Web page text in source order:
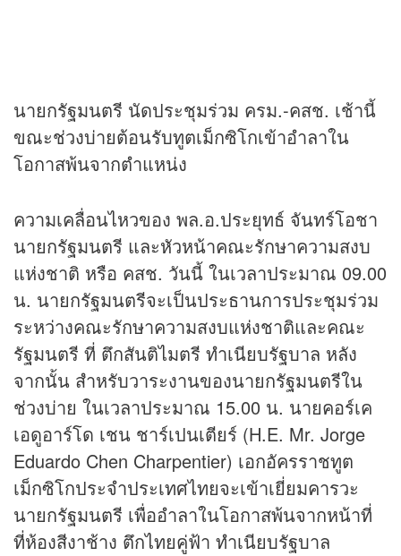
นายกรัฐมนตรี นัดประชุมร่วม ครม.-คสช. เช้านี้
ขณะช่วงบ่ายต้อนรับทูตเม็กซิโกเข้าอำลาใน
โอกาสพ้นจากตำแหน่ง
ความเคลื่อนไหวของ พล.อ.ประยุทธ์ จันทร์โอชา
นายกรัฐมนตรี และหัวหน้าคณะรักษาความสงบ
แห่งชาติ หรือ คสช. วันนี้ ในเวลาประมาณ 09.00
น. นายกรัฐมนตรีจะเป็นประธานการประชุมร่วม
ระหว่างคณะรักษาความสงบแห่งชาติและคณะ
รัฐมนตรี ที่ ตึกสันติไมตรี ทำเนียบรัฐบาล หลัง
จากนั้น สำหรับวาระงานของนายกรัฐมนตรีใน
ช่วงบ่าย ในเวลาประมาณ 15.00 น. นายคอร์เค
เอดูอาร์โด เชน ชาร์เปนเตียร์ (H.E. Mr. Jorge
Eduardo Chen Charpentier) เอกอัครราชทูต
เม็กซิโกประจำประเทศไทยจะเข้าเยี่ยมคารวะ
นายกรัฐมนตรี เพื่ออำลาในโอกาสพ้นจากหน้าที่
ที่ห้องสีงาช้าง ตึกไทยคู่ฟ้า ทำเนียบรัฐบาล